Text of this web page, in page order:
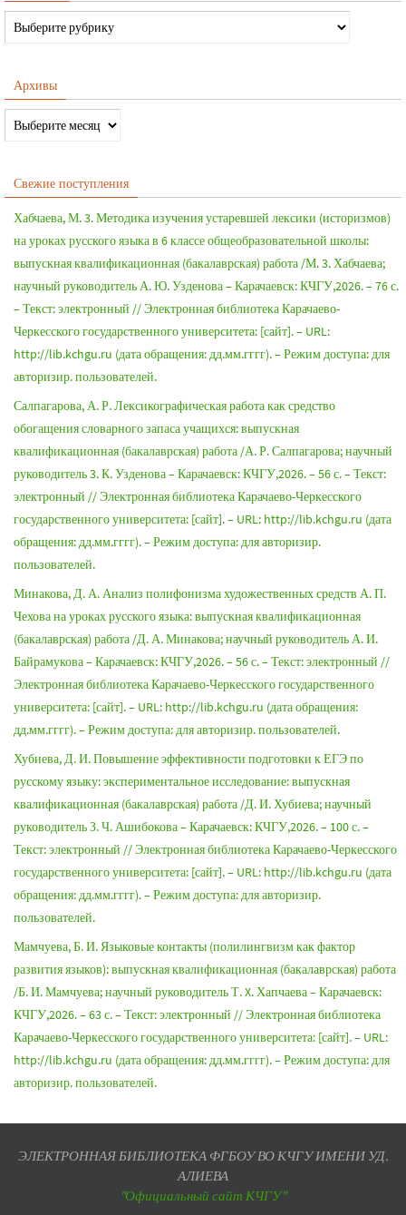
Архивы
Свежие поступления
Хабчаева, М. 3. Методика изучения устаревшей лексики (историзмов)
на уроках русского языка в 6 классе общеобразовательной школы:
выпускная квалификационная (бакалаврская) работа /М. 3. Хабчаева;
научный руководитель А. Ю. Узденова – Карачаевск: КЧГУ,2026. – 76 с.
– Текст: электронный // Электронная библиотека Карачаево-
Черкесского государственного университета: [сайт]. – URL:
http://lib.kchgu.ru (дата обращения: дд.мм.гггг). – Режим доступа: для
авторизир. пользователей.
Салпагарова, А. Р. Лексикографическая работа как средство
обогащения словарного запаса учащихся: выпускная
квалификационная (бакалаврская) работа /А. Р. Салпагарова; научный
руководитель 3. К. Узденова – Карачаевск: КЧГУ,2026. – 56 с. – Текст:
электронный // Электронная библиотека Карачаево-Черкесского
государственного университета: [сайт]. – URL: http://lib.kchgu.ru (дата
обращения: дд.мм.гггг). – Режим доступа: для авторизир.
пользователей.
Минакова, Д. А. Анализ полифонизма художественных средств А. П.
Чехова на уроках русского языка: выпускная квалификационная
(бакалаврская) работа /Д. А. Минакова; научный руководитель А. И.
Байрамукова – Карачаевск: КЧГУ,2026. – 56 с. – Текст: электронный //
Электронная библиотека Карачаево-Черкесского государственного
университета: [сайт]. – URL: http://lib.kchgu.ru (дата обращения:
дд.мм.гггг). – Режим доступа: для авторизир. пользователей.
Хубиева, Д. И. Повышение эффективности подготовки к ЕГЭ по
русскому языку: экспериментальное исследование: выпускная
квалификационная (бакалаврская) работа /Д. И. Хубиева; научный
руководитель З. Ч. Ашибокова – Карачаевск: КЧГУ,2026. – 100 с. –
Текст: электронный // Электронная библиотека Карачаево-Черкесского
государственного университета: [сайт]. – URL: http://lib.kchgu.ru (дата
обращения: дд.мм.гггг). – Режим доступа: для авторизир.
пользователей.
Мамчуева, Б. И. Языковые контакты (полилингвизм как фактор
развития языков): выпускная квалификационная (бакалаврская) работа
/Б. И. Мамчуева; научный руководитель Т. X. Хапчаева – Карачаевск:
КЧГУ,2026. – 63 с. – Текст: электронный // Электронная библиотека
Карачаево-Черкесского государственного университета: [сайт]. – URL:
http://lib.kchgu.ru (дата обращения: дд.мм.гггг). – Режим доступа: для
авторизир. пользователей.
ЭЛЕКТРОННАЯ БИБЛИОТЕКА ФГБОУ ВО КЧГУ ИМЕНИ УД.
АЛИЕВА
"Официальный сайт КЧГУ"